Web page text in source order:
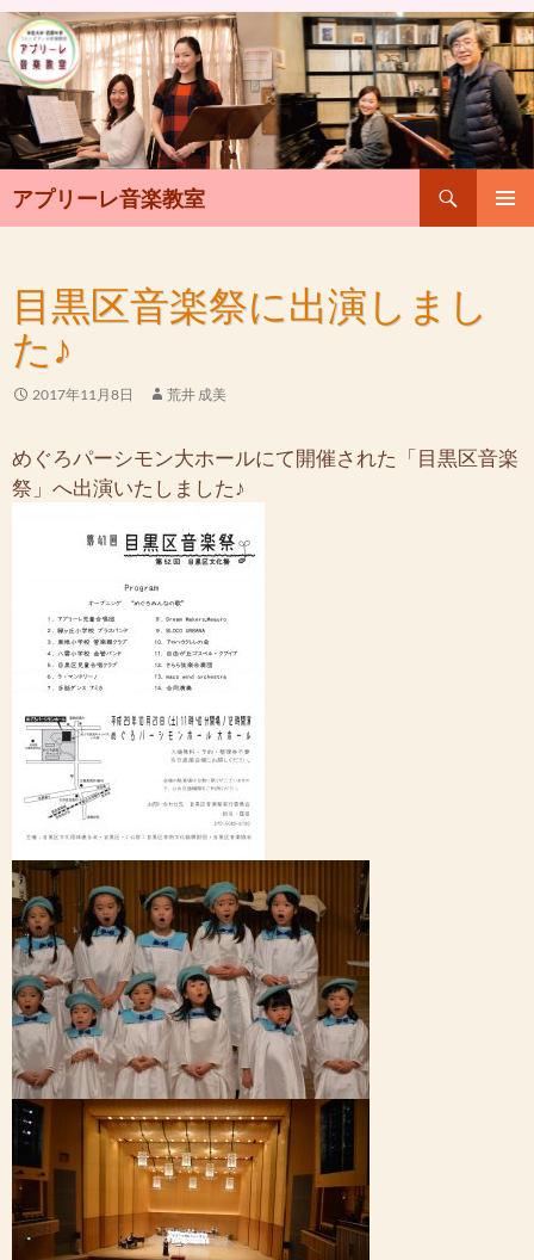
アプリーレ音楽教室
索
ン
ツ
へ
ス
キ
目黒区音楽祭に出演しまし
た♪
2017年11月8日 荒井 成美
めぐろパーシモン大ホールにて開催された「目黒区音楽
祭」へ出演いたしました♪